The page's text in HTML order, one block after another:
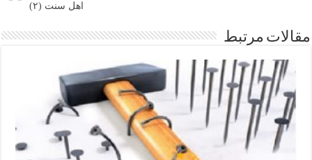
اهل سنت (۲)
مقالات مرتبط